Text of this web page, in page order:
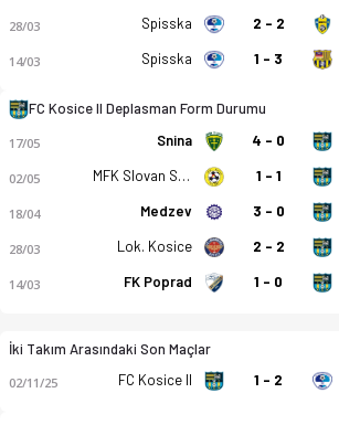
28/03 Spisska 2 - 2
14/03 Spisska 1 - 3
FC Kosice II Deplasman Form Durumu
17/05 Snina 4 - 0
02/05 MFK Slovan Sabinov 1 - 1
18/04 Medzev 3 - 0
28/03 Lok. Kosice 2 - 2
14/03 FK Poprad 1 - 0
İki Takım Arasındaki Son Maçlar
02/11/25 FC Kosice II 1 - 2